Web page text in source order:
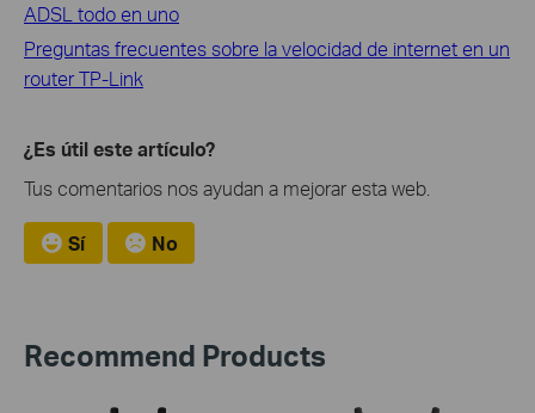
ADSL todo en uno
Preguntas frecuentes sobre la velocidad de internet en un
router TP-Link
¿Es útil este artículo?
Tus comentarios nos ayudan a mejorar esta web.
Sí No
Recommend Products